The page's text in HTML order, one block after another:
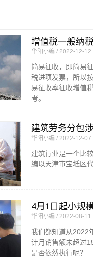
增值税一般纳
华阳小编 2022-12-12
简易征收，即简易
税进项发票，所以
易征收率征收增值
考。
建筑劳务分包
华阳小编 2022-12-07
建筑行业是一个比
编以天津市宝坻区
4月1日起小规
华阳小编 2022-08-11
我们都知道从2022
计月销售额未超过
是否依然执行呢？